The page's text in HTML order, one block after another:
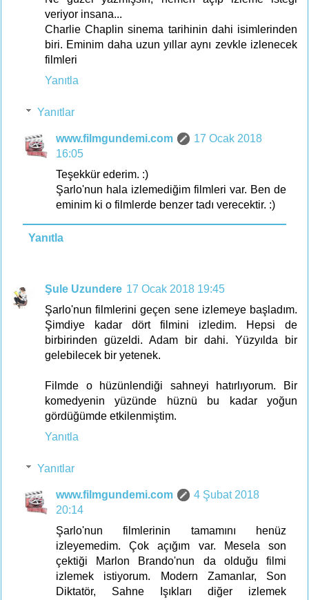
veriyor insana...
Charlie Chaplin sinema tarihinin dahi isimlerinden
biri. Eminim daha uzun yıllar aynı zevkle izlenecek
filmleri
Yanıtla
Yanıtlar
www.filmgundemi.com
17 Ocak 2018
16:05
Teşekkür ederim. :)
Şarlo'nun hala izlemediğim filmleri var. Ben de
eminim ki o filmlerde benzer tadı verecektir. :)
Yanıtla
Şule Uzundere 17 Ocak 2018 19:45
Şarlo'nun filmlerini geçen sene izlemeye başladım.
Şimdiye kadar dört filmini izledim. Hepsi de
birbirinden güzeldi. Adam bir dahi. Yüzyılda bir
gelebilecek bir yetenek.
Filmde o hüzünlendiği sahneyi hatırlıyorum. Bir
komedyenin yüzünde hüznü bu kadar yoğun
gördüğümde etkilenmiştim.
Yanıtla
Yanıtlar
www.filmgundemi.com
4 Şubat 2018
20:14
Şarlo'nun filmlerinin tamamını henüz
izleyemedim. Çok açığım var. Mesela son
çektiği Marlon Brando'nun da olduğu filmi
izlemek istiyorum. Modern Zamanlar, Son
Diktatör, Sahne Işıkları diğer izlemek